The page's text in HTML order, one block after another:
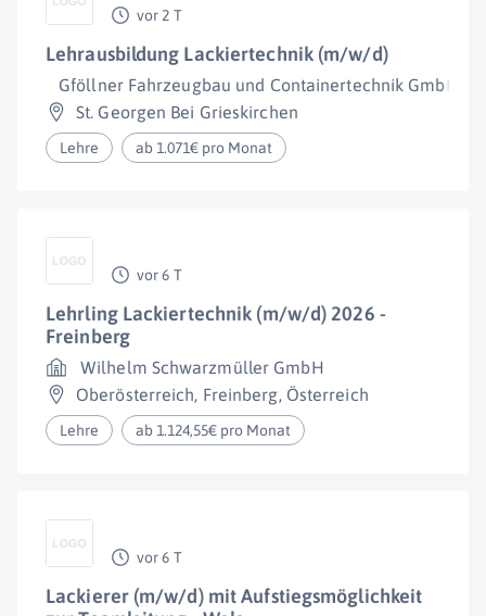
vor 2 T
Lehrausbildung Lackiertechnik (m/w/d)
Gföllner Fahrzeugbau und Containertechnik GmbH
St. Georgen Bei Grieskirchen
Lehre ab 1.071€ pro Monat
vor 6 T
Lehrling Lackiertechnik (m/w/d) 2026 -
Freinberg
Wilhelm Schwarzmüller GmbH
Oberösterreich, Freinberg, Österreich
Lehre ab 1.124,55€ pro Monat
vor 6 T
Lackierer (m/w/d) mit Aufstiegsmöglichkeit